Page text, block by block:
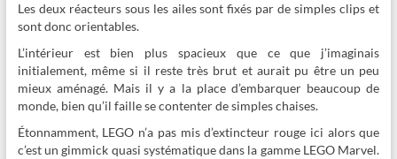
Les deux réacteurs sous les ailes sont fixés par de simples clips et
sont donc orientables.
L’intérieur est bien plus spacieux que ce que j’imaginais
initialement, même si il reste très brut et aurait pu être un peu
mieux aménagé. Mais il y a la place d’embarquer beaucoup de
monde, bien qu’il faille se contenter de simples chaises.
Étonnamment, LEGO n’a pas mis d’extincteur rouge ici alors que
c’est un gimmick quasi systématique dans la gamme LEGO Marvel.